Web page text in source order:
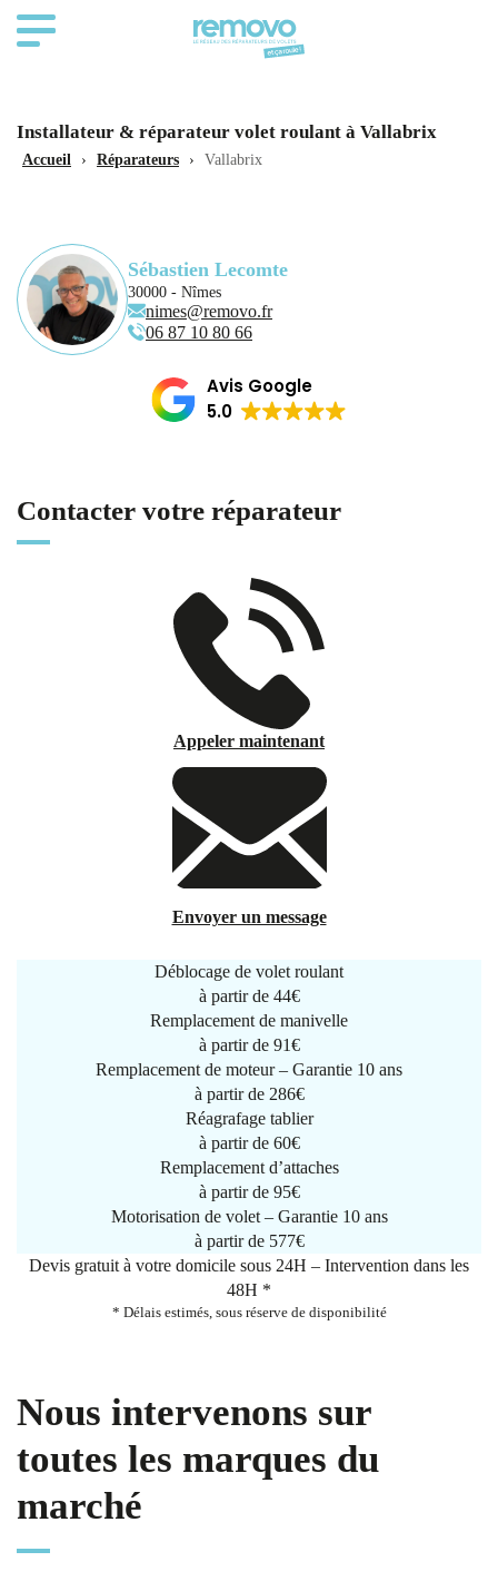
Installateur & réparateur volet roulant à Vallabrix
Accueil › Réparateurs › Vallabrix
Sébastien Lecomte
30000 - Nîmes
nimes@removo.fr
06 87 10 80 66
Avis Google
5.0
Contacter votre réparateur
Appeler maintenant
Envoyer un message
Déblocage de volet roulant
à partir de 44€
Remplacement de manivelle
à partir de 91€
Remplacement de moteur – Garantie 10 ans
à partir de 286€
Réagrafage tablier
à partir de 60€
Remplacement d’attaches
à partir de 95€
Motorisation de volet – Garantie 10 ans
à partir de 577€
Devis gratuit à votre domicile sous 24H – Intervention dans les
48H *
* Délais estimés, sous réserve de disponibilité
Nous intervenons sur
toutes les marques du
marché